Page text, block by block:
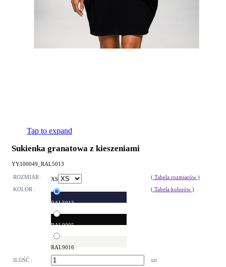
Tap to expand
Sukienka granatowa z kieszeniami
YY100049_RAL5013
ROZMIAR : XS
( Tabela rozmiarów )
KOLOR :
RAL5013
RAL9005
RAL9016
( Tabela kolorów )
ILOŚĆ : szt